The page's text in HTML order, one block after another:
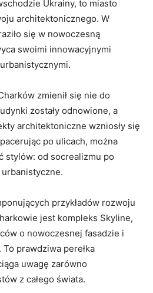
Ukrainy,​ to miasto
architektonicznego. W
się w nowoczesną
swoimi innowacyjnymi
zmienił się nie do
zostały odnowione, ‌a
architektoniczne wzniosły się
po ulicach, można
stylów: od socrealizmu po
przykładów rozwoju
jest kompleks Skyline,
‌o nowoczesnej fasadzie i
prawdziwa perełka
uwagę ‌zarówno
z całego świata.